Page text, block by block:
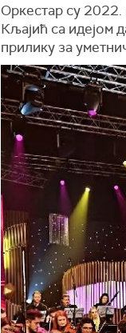
Оркестар су
Кљајић са идејом
прилику за